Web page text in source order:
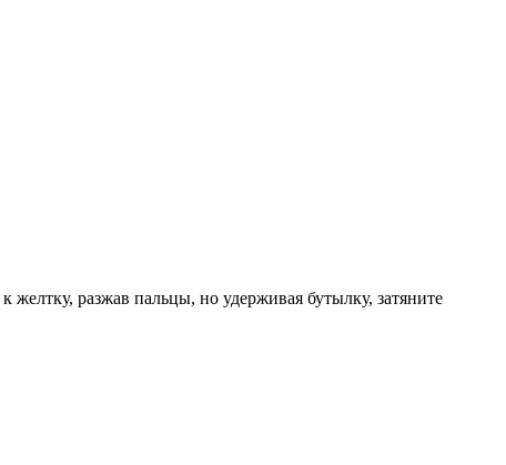
разжав пальцы, но удерживая бутылку, затяните